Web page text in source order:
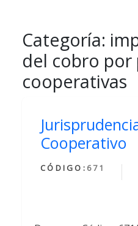
Categoría:
del cobro por
cooperativas
Cooperativo
CÓDIGO: 671